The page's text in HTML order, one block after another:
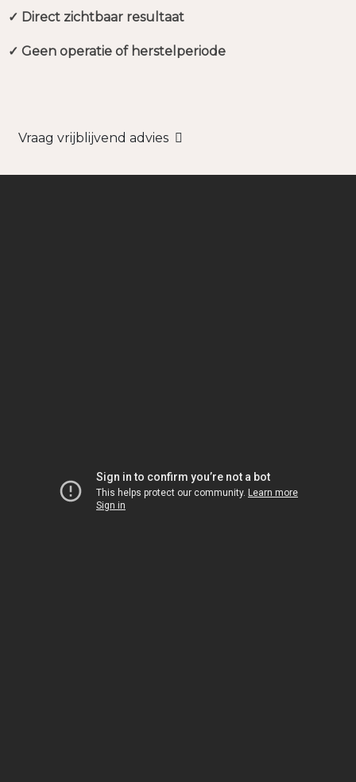
✓ Direct zichtbaar resultaat
✓ Geen operatie of herstelperiode
Vraag vrijblijvend advies